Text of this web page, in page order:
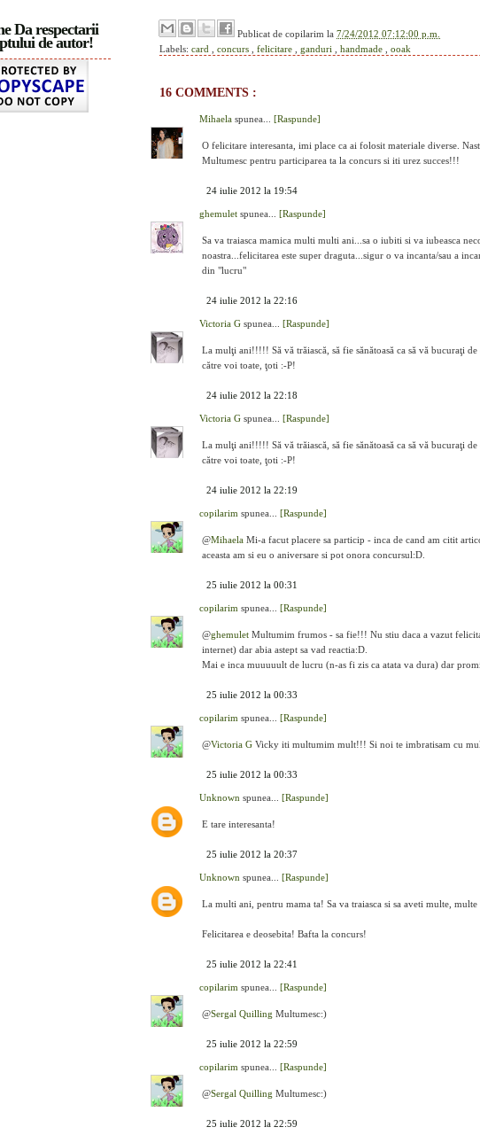
Publicat de copilarim la 7/24/2012 07:12:00 p.m.
Labels: card concurs felicitare ganduri handmade ooak
16 COMMENTS :
Mihaela spunea... [Raspunde]
O felicitare interesanta, imi place ca ai folosit materiale diverse.
Multumesc pentru participarea ta la concurs si iti urez succes!!!
24 iulie 2012 la 19:54
ghemulet spunea... [Raspunde]
Sa va traiasca mamica multi multi ani...sa o iubiti si va iubeasca
noastra...felicitarea este super draguta...sigur o va incanta/sau a
din "lucru"
24 iulie 2012 la 22:16
Victoria G spunea... [Raspunde]
La mulţi ani!!!!! Să vă trăiască, să fie sănătoasă ca să vă bucuraţi
către voi toate, ţoti :-P!
24 iulie 2012 la 22:18
Victoria G spunea... [Raspunde]
La mulţi ani!!!!! Să vă trăiască, să fie sănătoasă ca să vă bucuraţi
către voi toate, ţoti :-P!
24 iulie 2012 la 22:19
copilarim spunea... [Raspunde]
@Mihaela Mi-a facut placere sa particip - inca de cand am citit
aceasta am si eu o aniversare si pot onora concursul:D.
25 iulie 2012 la 00:31
copilarim spunea... [Raspunde]
@ghemulet Multumim frumos - sa fie!!! Nu stiu daca a vazut
internet) dar abia astept sa vad reactia:D.
Mai e inca muuuuult de lucru (n-as fi zis ca atata va dura) dar
25 iulie 2012 la 00:33
copilarim spunea... [Raspunde]
@Victoria G Vicky iti multumim mult!!! Si noi te imbratisam cu
25 iulie 2012 la 00:33
Unknown spunea... [Raspunde]
E tare interesanta!
25 iulie 2012 la 20:37
Unknown spunea... [Raspunde]
La multi ani, pentru mama ta! Sa va traiasca si sa aveti multe,
Felicitarea e deosebita! Bafta la concurs!
25 iulie 2012 la 22:41
copilarim spunea... [Raspunde]
@Sergal Quilling Multumesc:)
25 iulie 2012 la 22:59
copilarim spunea... [Raspunde]
@Sergal Quilling Multumesc:)
25 iulie 2012 la 22:59
Da respectarii
de autor!